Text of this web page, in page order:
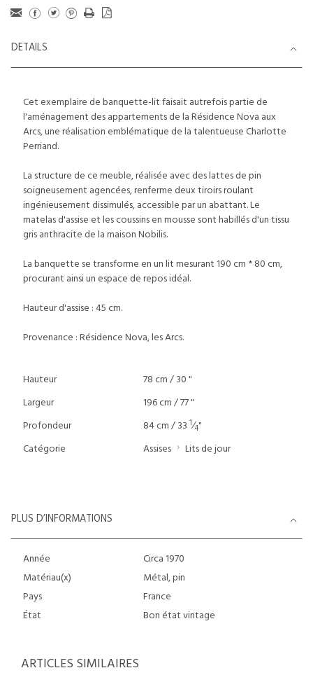
DETAILS
Cet exemplaire de banquette-lit faisait autrefois partie de
l'aménagement des appartements de la Résidence Nova aux
Arcs, une réalisation emblématique de la talentueuse Charlotte
Perriand.
La structure de ce meuble, réalisée avec des lattes de pin
soigneusement agencées, renferme deux tiroirs roulant
ingénieusement dissimulés, accessible par un abattant. Le
matelas d'assise et les coussins en mousse sont habillés d'un tissu
gris anthracite de la maison Nobilis.
La banquette se transforme en un lit mesurant 190 cm * 80 cm,
procurant ainsi un espace de repos idéal.
Hauteur d'assise : 45 cm.
Provenance : Résidence Nova, les Arcs.
Hauteur
78 cm / 30 "
Largeur
196 cm / 77 "
Profondeur
84 cm / 33 1⁄4"
Catégorie
Assises Lits de jour
PLUS D’INFORMATIONS
Année
Circa 1970
Matériau(x)
Métal, pin
Pays
France
État
Bon état vintage
ARTICLES SIMILAIRES